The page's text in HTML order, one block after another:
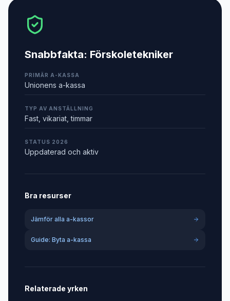
Snabbfakta: Förskoletekniker
PRIMÄR A-KASSA
Unionens a-kassa
TYP AV ANSTÄLLNING
Fast, vikariat, timmar
STATUS 2026
Uppdaterad och aktiv
Bra resurser
Jämför alla a-kassor
Guide: Byta a-kassa
Relaterade yrken